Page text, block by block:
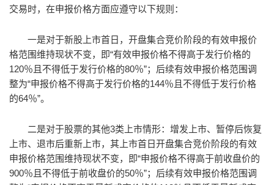
交易时，在申报价格方面应遵守以下规则：
一是对于新股上市首日，开盘集合竞价阶段的有效申报价
格范围维持现状不变，即“有效申报价格不得高于发行价格的
120％且不得低于发行价格的80％”；后续有效申报价格范围调
整为“申报价格不得高于发行价格的144％且不得低于发行价格
的64％”。
二是对于股票的其他3类上市情形：增发上市、暂停后恢复
上市、退市后重新上市，其上市首日开盘集合竞价阶段的有效
申报价格范围维持现状不变，即“申报价格不得高于前收盘价的
900％且不得低于前收盘价的50％”；后续有效申报价格范围调